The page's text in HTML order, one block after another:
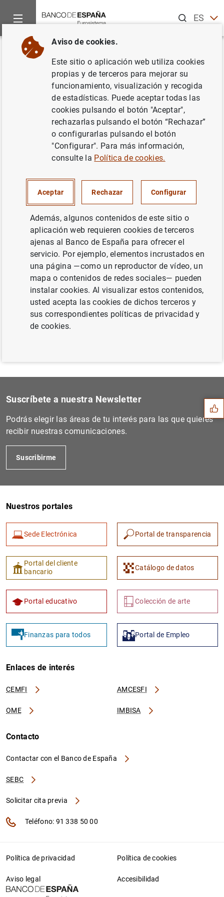
ESEN
Inicio Noticias y eventos
Volver
Inauguración de las jornadas
culturales del Banco Central
Europeo - Países Bajos 2010
Inauguración de las jornadas culturales del
Banco Central Europeo - Países Bajos 2010
(33 KB)
Anterior
El BCE publica el séptimo i...
Siguiente
El BCE celebra el Día Mundi...
Sugerencias
1 2
Suscríbete a nuestra Newsletter
Podrás elegir las áreas de tu interés para las que quieres
recibir nuestras comunicaciones.
Suscribirme
Nuestros portales
Sede Electrónica Portal de transparencia
Portal del cliente
bancario
Catálogo de datos
Portal educativo Colección de arte
Finanzas para todos Portal de Empleo
Enlaces de interés
CEMFI AMCESFI
OME IMBISA
Contacto
Contactar con el Banco de España
SEBC
Solicitar cita previa
Teléfono: 91 338 50 00
Política de privacidad Política de cookies
Aviso legal Accesibilidad
Aviso de cookies.
Este sitio o aplicación web utiliza cookies
propias y de terceros para mejorar su
funcionamiento, visualización y recogida
de estadísticas. Puede aceptar todas las
cookies pulsando el botón "Aceptar",
rechazarlas pulsando el botón “Rechazar”
o configurarlas pulsando el botón
"Configurar". Para más información,
consulte la Política de cookies.
Aceptar Rechazar Configurar
Además, algunos contenidos de este sitio o
aplicación web requieren cookies de terceros
ajenas al Banco de España para ofrecer el
servicio. Por ejemplo, elementos incrustados en
una página —como un reproductor de vídeo, un
mapa o contenidos de redes sociales— pueden
instalar cookies. Al visualizar estos contenidos,
usted acepta las cookies de dichos terceros y
sus correspondientes políticas de privacidad y
de cookies.